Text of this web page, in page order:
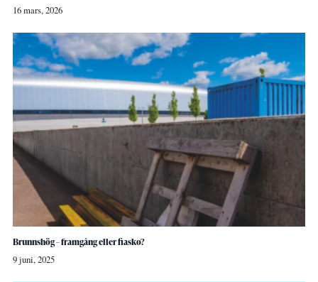
16 mars, 2026
Brunnshög – framgång eller fiasko?
9 juni, 2025